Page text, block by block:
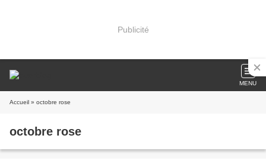
Publicité
MENU
Accueil » octobre rose
octobre rose